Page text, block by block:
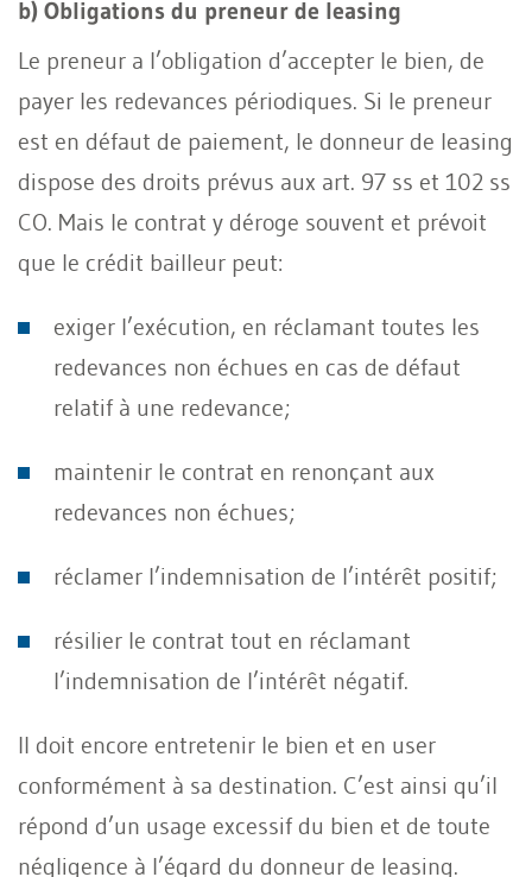
b) Obligations du preneur de leasing
Le preneur a l’obligation d’accepter le bien, de
payer les redevances périodiques. Si le preneur
est en défaut de paiement, le donneur de leasing
dispose des droits prévus aux art. 97 ss et 102 ss
CO. Mais le contrat y déroge souvent et prévoit
que le crédit bailleur peut:
exiger l’exécution, en réclamant toutes les
redevances non échues en cas de défaut
relatif à une redevance;
maintenir le contrat en renonçant aux
redevances non échues;
réclamer l’indemnisation de l’intérêt positif;
résilier le contrat tout en réclamant
l’indemnisation de l’intérêt négatif.
Il doit encore entretenir le bien et en user
conformément à sa destination. C’est ainsi qu’il
répond d’un usage excessif du bien et de toute
négligence à l’égard du donneur de leasing.